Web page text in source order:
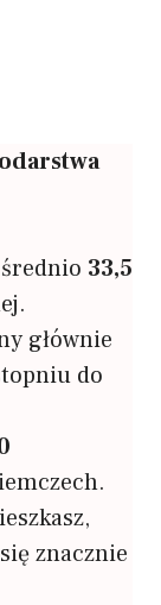
średnio 33,5
głównie
do
znacznie